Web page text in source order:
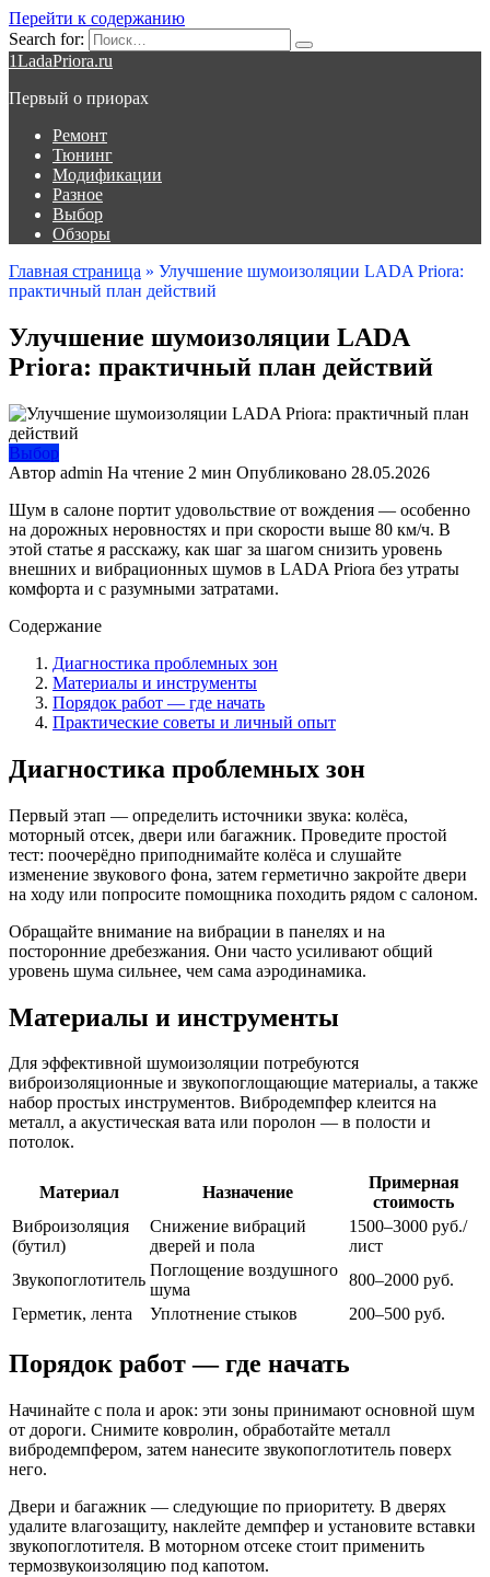
Перейти к содержанию
Search for:
1LadaPriora.ru
Первый о приорах
Ремонт
Тюнинг
Модификации
Разное
Выбор
Обзоры
Главная страница » Улучшение шумоизоляции LADA Priora:
практичный план действий
Улучшение шумоизоляции LADA
Priora: практичный план действий
Выбор
Автор admin На чтение 2 мин Опубликовано 28.05.2026
Шум в салоне портит удовольствие от вождения — особенно
на дорожных неровностях и при скорости выше 80 км/ч. В
этой статье я расскажу, как шаг за шагом снизить уровень
внешних и вибрационных шумов в LADA Priora без утраты
комфорта и с разумными затратами.
Содержание
Диагностика проблемных зон
Материалы и инструменты
Порядок работ — где начать
Практические советы и личный опыт
Диагностика проблемных зон
Первый этап — определить источники звука: колёса,
моторный отсек, двери или багажник. Проведите простой
тест: поочерёдно приподнимайте колёса и слушайте
изменение звукового фона, затем герметично закройте двери
на ходу или попросите помощника походить рядом с салоном.
Обращайте внимание на вибрации в панелях и на
посторонние дребезжания. Они часто усиливают общий
уровень шума сильнее, чем сама аэродинамика.
Материалы и инструменты
Для эффективной шумоизоляции потребуются
виброизоляционные и звукопоглощающие материалы, а также
набор простых инструментов. Вибродемпфер клеится на
металл, а акустическая вата или поролон — в полости и
потолок.
Материал Назначение
Примерная
стоимость
Виброизоляция
(бутил)
Снижение вибраций
дверей и пола
1500–3000 руб./
лист
Звукопоглотитель
Поглощение воздушного
шума
800–2000 руб.
Герметик, лента
Уплотнение стыков 200–500 руб.
Порядок работ — где начать
Начинайте с пола и арок: эти зоны принимают основной шум
от дороги. Снимите ковролин, обработайте металл
вибродемпфером, затем нанесите звукопоглотитель поверх
него.
Двери и багажник — следующие по приоритету. В дверях
удалите влагозащиту, наклейте демпфер и установите вставки
звукопоглотителя. В моторном отсеке стоит применить
термозвукоизоляцию под капотом.